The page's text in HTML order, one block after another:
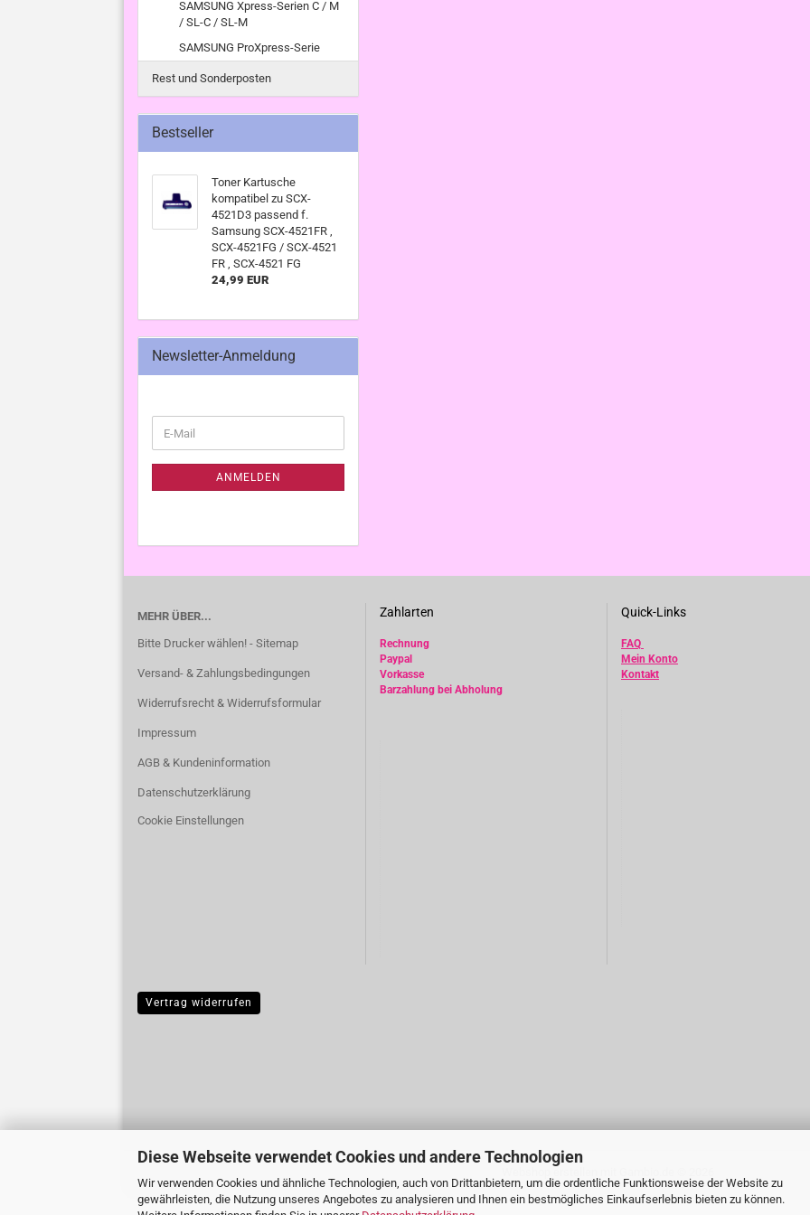
Diese Webseite verwendet Cookies und andere Technologien
Wir verwenden Cookies und ähnliche Technologien, auch von Drittanbietern, um die ordentliche Funktionsweise der Website zu
gewährleisten, die Nutzung unseres Angebotes zu analysieren und Ihnen ein bestmögliches Einkaufserlebnis bieten zu können.
SAMSUNG Xpress-Serien C / M
/ SL-C / SL-M
SAMSUNG ProXpress-Serie
Rest und Sonderposten
Bestseller
Toner Kartusche
kompatibel zu SCX-
4521D3 passend f.
Samsung SCX-4521FR ,
SCX-4521FG / SCX-4521
FR , SCX-4521 FG
24,99 EUR
Newsletter-Anmeldung
ZUR
ANMELDUNG
E-
Mail
ANMELDEN
MEHR ÜBER...
Bitte Drucker wählen! - Sitemap
Versand- & Zahlungsbedingungen
Widerrufsrecht & Widerrufsformular
Impressum
AGB & Kundeninformation
Datenschutzerklärung
Cookie Einstellungen
Zahlarten
Rechnung
Paypal
Vorkasse
Barzahlung bei Abholung
Quick-Links
FAQ
Mein Konto
Kontakt
Vertrag widerrufen